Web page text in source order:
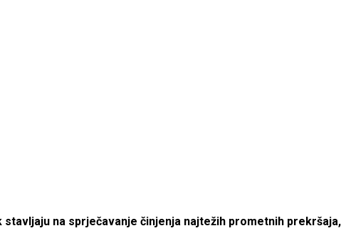
na sprječavanje činjenja najtežih prometnih prekršaja,